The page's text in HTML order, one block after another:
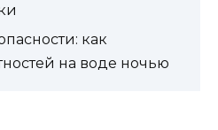
как
на воде ночью